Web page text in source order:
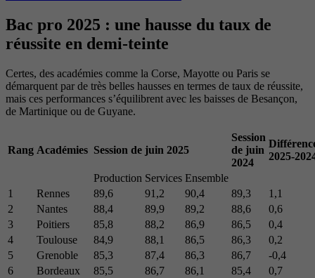
Bac pro 2025 : une hausse du taux de
réussite en demi-teinte
Certes, des académies comme la Corse, Mayotte ou Paris se
démarquent par de très belles hausses en termes de taux de réussite,
mais ces performances s’équilibrent avec les baisses de Besançon,
de Martinique ou de Guyane.
Rang Académies Session de juin 2025
Session
de juin
2024
2025-
Production Services Ensemble
1
Rennes 89,6 91,2 90,4 89,3
1,1
2
Nantes 88,4 89,9 89,2 88,6
0,6
3
Poitiers 85,8 88,2 86,9 86,5
0,4
4
Toulouse 84,9 88,1 86,5 86,3
0,2
5
Grenoble 85,3 87,4 86,3 86,7
-0,4
6
Bordeaux 85,5 86,7 86,1 85,4
0,7